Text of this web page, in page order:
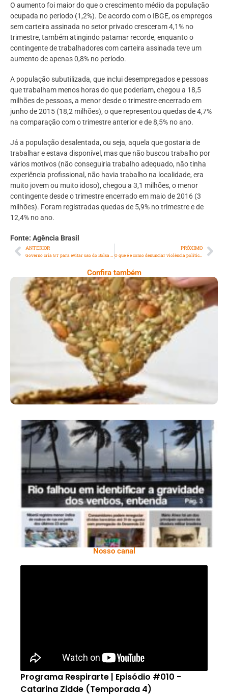
O aumento foi maior do que o crescimento médio da população
ocupada no período (1,2%). De acordo com o IBGE, os empregos
sem carteira assinada no setor privado cresceram 4,1% no
trimestre, também atingindo patamar recorde, enquanto o
contingente de trabalhadores com carteira assinada teve um
aumento de apenas 0,8% no período.
A população subutilizada, que inclui desempregados e pessoas
que trabalham menos horas do que poderiam, chegou a 18,5
milhões de pessoas, a menor desde o trimestre encerrado em
junho de 2015 (18,2 milhões), o que representou quedas de 4,7%
na comparação com o trimestre anterior e de 8,5% no ano.
Já a população desalentada, ou seja, aquela que gostaria de
trabalhar e estava disponível, mas que não buscou trabalho por
vários motivos (não conseguiria trabalho adequado, não tinha
experiência profissional, não havia trabalho na localidade, era
muito jovem ou muito idoso), chegou a 3,1 milhões, o menor
contingente desde o trimestre encerrado em maio de 2016 (3
milhões). Foram registradas quedas de 5,9% no trimestre e de
12,4% no ano.
Fonte: Agência Brasil
ANTERIOR
Governo cria GT para evitar uso do Bolsa Família com apostas online
PRÓXIMO
O que é e como denunciar violência política de gênero
Confira também
Comer Bem: Cracker De Sementes
Ano X – Número 366 01 A 07 De Agosto De
2026
Nosso canal
Programa Respirarte | Episódio #010 -
Catarina Zidde (Temporada 4)